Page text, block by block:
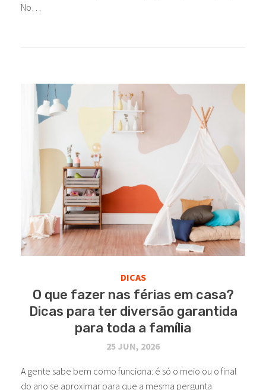
No…
DICAS
O que fazer nas férias em casa?
Dicas para ter diversão garantida
para toda a família
25 JUN, 2026
A gente sabe bem como funciona: é só o meio ou o final
do ano se aproximar para que a mesma pergunta